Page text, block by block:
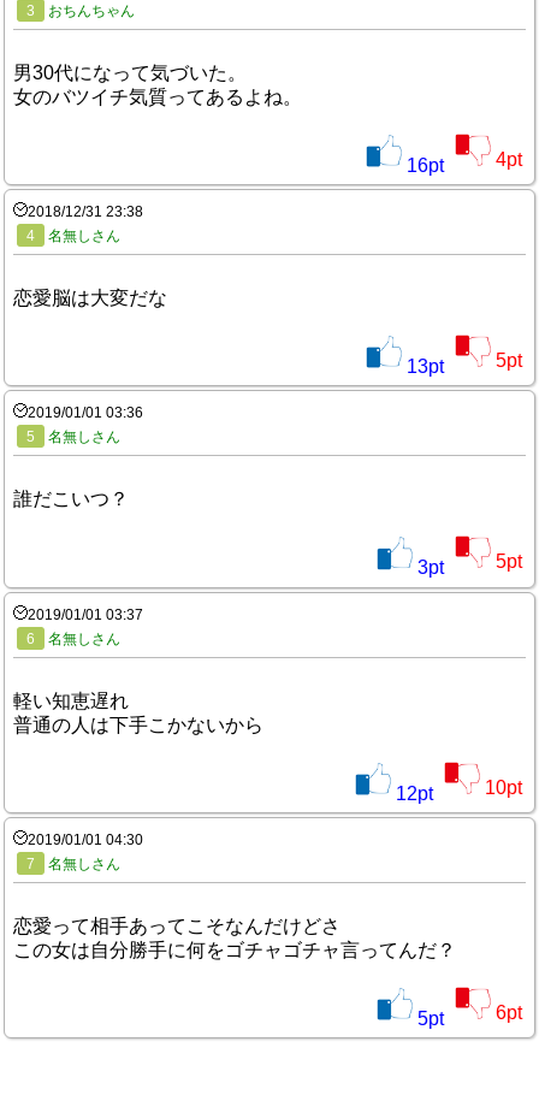
3
おちんちゃん
男30代になって気づいた。
女のバツイチ気質ってあるよね。
16pt 4pt
2018/12/31 23:38
4
名無しさん
恋愛脳は大変だな
13pt 5pt
2019/01/01 03:36
5
名無しさん
誰だこいつ？
3pt 5pt
2019/01/01 03:37
6
名無しさん
軽い知恵遅れ
普通の人は下手こかないから
12pt 10pt
2019/01/01 04:30
7
名無しさん
恋愛って相手あってこそなんだけどさ
この女は自分勝手に何をゴチャゴチャ言ってんだ？
5pt 6pt